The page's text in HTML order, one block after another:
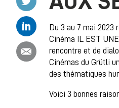
Partager ce
Du 3 au 7 mai
Cinéma IL EST
rencontre et de
Cinémas du Grütli
des thématiques
Voici 3 bonnes